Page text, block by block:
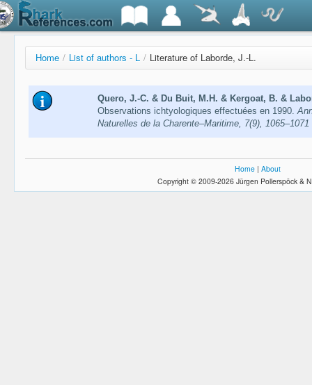
Home / List of authors - L / Literature of Laborde, J.-L.
Quero, J.-C. & Du Buit, M.H. & Kergoat, B. &
Observations ichtyologiques effectuées en 1990.
Naturelles de la Charente–Maritime, 7(9), 1065–1071
Home | About
Copyright © 2009-2026 Jürgen Pollerspöck &